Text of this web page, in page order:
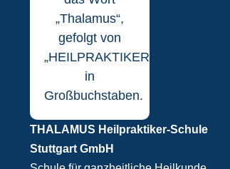
THALAMUS Heilpraktiker-Schule
Stuttgart GmbH